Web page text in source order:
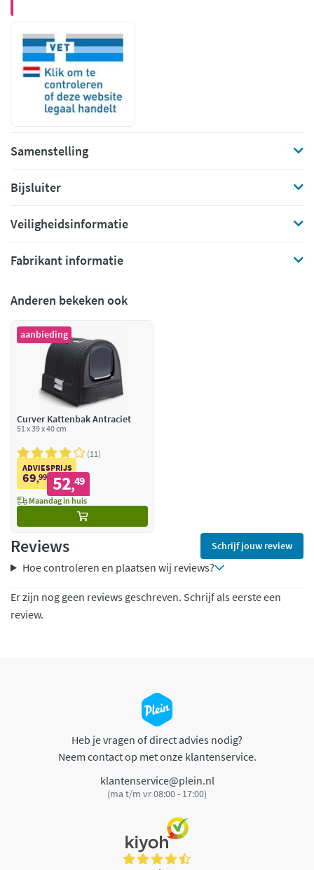
Samenstelling
Bijsluiter
Veiligheidsinformatie
Fabrikant informatie
Anderen bekeken ook
aanbieding
Curver Kattenbak Antraciet
51 x 39 x 40 cm
11
ADVIESPRIJS
69,99 52,49
Maandag in huis
Reviews Schrijf jouw review
Hoe controleren en plaatsen wij reviews?
Er zijn nog geen reviews geschreven. Schrijf als eerste een
review.
Heb je vragen of direct advies nodig?
Neem contact op met onze klantenservice.
klantenservice@plein.nl
(ma t/m vr 08:00 - 17:00)